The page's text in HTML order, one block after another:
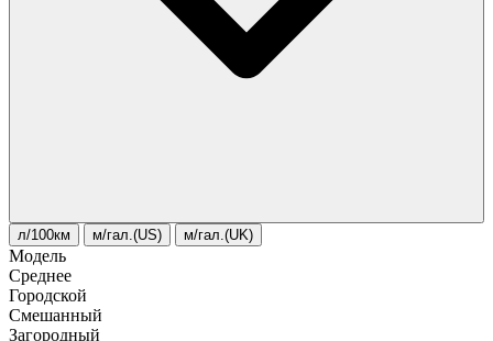
л/100км м/гал.(US) м/гал.(UK)
Модель
Среднее
Городской
Смешанный
Загородный